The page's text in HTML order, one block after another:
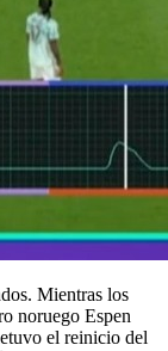
Mientras los
noruego Espen
el reinicio del